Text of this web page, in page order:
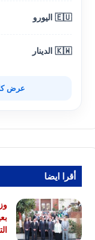
🇪🇺 اليورو
🇰🇼 الدينار
عرض
أقرا ايضا